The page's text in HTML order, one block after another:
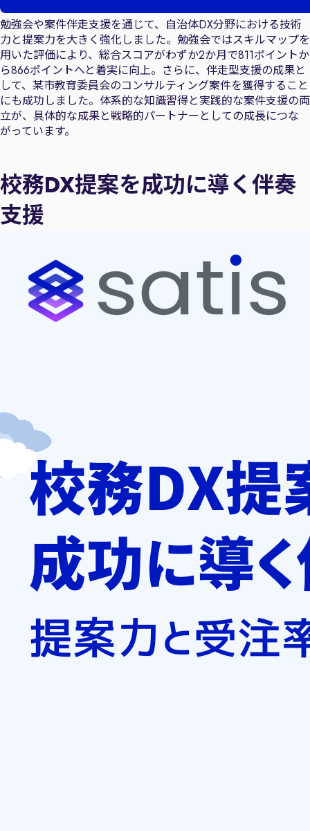
勉強会や案件伴走支援を通じて、自治体DX分野における技術
力と提案力を大きく強化しました。勉強会ではスキルマップを
用いた評価により、総合スコアがわずか2か月で811ポイントか
ら866ポイントへと着実に向上。さらに、伴走型支援の成果と
して、某市教育委員会のコンサルティング案件を獲得すること
にも成功しました。体系的な知識習得と実践的な案件支援の両
立が、具体的な成果と戦略的パートナーとしての成長につな
がっています。
校務DX提案を成功に導く伴奏
支援